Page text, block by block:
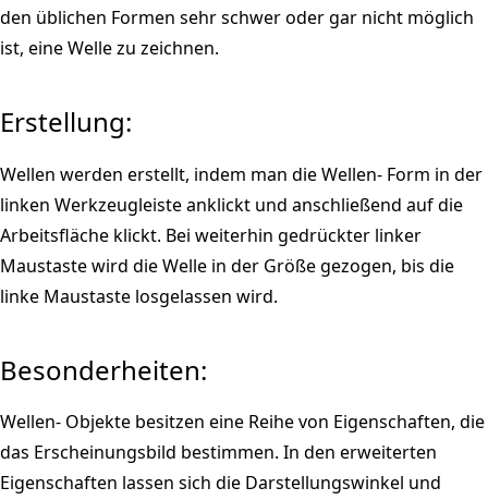
den üblichen Formen sehr schwer oder gar nicht möglich
ist, eine Welle zu zeichnen.
Erstellung:
Wellen werden erstellt, indem man die Wellen- Form in der
linken Werkzeugleiste anklickt und anschließend auf die
Arbeitsfläche klickt. Bei weiterhin gedrückter linker
Maustaste wird die Welle in der Größe gezogen, bis die
linke Maustaste losgelassen wird.
Besonderheiten:
Wellen- Objekte besitzen eine Reihe von Eigenschaften, die
das Erscheinungsbild bestimmen. In den erweiterten
Eigenschaften lassen sich die Darstellungswinkel und